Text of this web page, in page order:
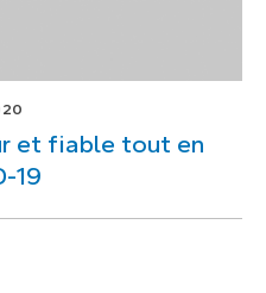
et fiable tout en
19